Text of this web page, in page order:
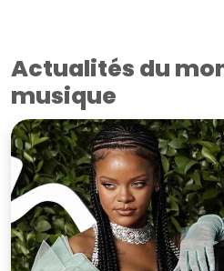
Actualités du
musique